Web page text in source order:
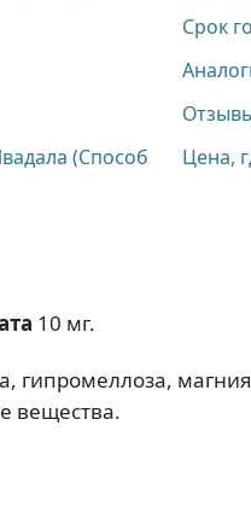
(Способ
Срок
Цена,
10 мг.
гипромеллоза,
вещества.